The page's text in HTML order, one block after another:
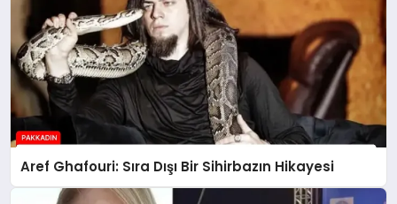
Aref Ghafouri: Sıra Dışı Bir Sihirbazın Hikayesi